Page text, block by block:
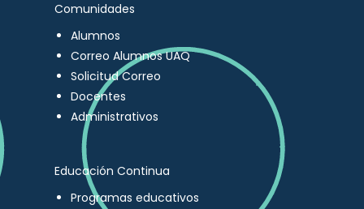
Comunidades
Alumnos
Correo Alumnos UAQ
Solicitud Correo
Docentes
Administrativos
Educación Continua
Programas educativos